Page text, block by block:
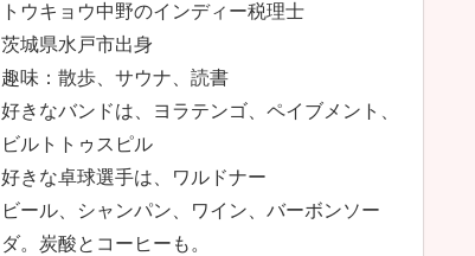
トウキョウ中野のインディー税理士
茨城県水戸市出身
趣味：散歩、サウナ、読書
好きなバンドは、ヨラテンゴ、ペイブメント、
ビルトトゥスピル
好きな卓球選手は、ワルドナー
ビール、シャンパン、ワイン、バーボンソー
ダ。炭酸とコーヒーも。